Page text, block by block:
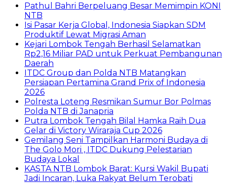
Pathul Bahri Berpeluang Besar Memimpin KONI
NTB
​Isi Pasar Kerja Global, Indonesia Siapkan SDM
Produktif Lewat Migrasi Aman
Kejari Lombok Tengah Berhasil Selamatkan
Rp2,16 Miliar PAD untuk Perkuat Pembangunan
Daerah
ITDC Group dan Polda NTB Matangkan
Persiapan Pertamina Grand Prix of Indonesia
2026
Polresta Loteng Resmikan Sumur Bor Polmas
Polda NTB di Janapria
Putra Lombok Tengah Bilal Hamka Raih Dua
Gelar di Victory Wiraraja Cup 2026
Gemilang Seni Tampilkan Harmoni Budaya di
The Golo Mori , ITDC Dukung Pelestarian
Budaya Lokal
KASTA NTB Lombok Barat: Kursi Wakil Bupati
Jadi Incaran, Luka Rakyat Belum Terobati